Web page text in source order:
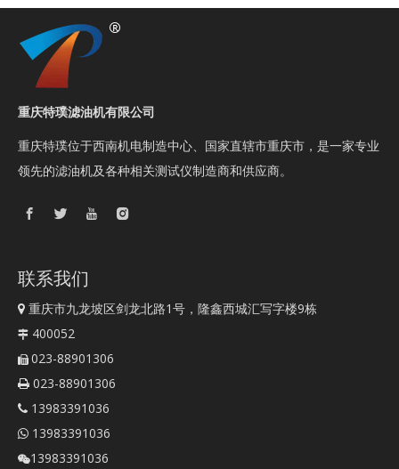
重庆特璞滤油机有限公司
重庆特璞位于西南机电制造中心、国家直辖市重庆市，是一家专业
领先的滤油机及各种相关测试仪制造商和供应商。
联系我们
 重庆市九龙坡区剑龙北路1号，隆鑫西城汇写字楼9栋
 400052
 023-88901306
 023-88901306
 13983391036
 13983391036
13983391036